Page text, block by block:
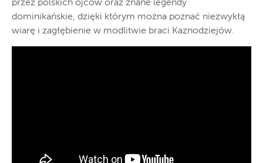
przez polskich ojców oraz znane legendy
dominikańskie, dzięki którym można poznać niezwykłą
wiarę i zagłębienie w modlitwie braci Kaznodziejów.